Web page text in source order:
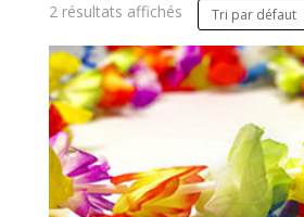
2 résultats affichés